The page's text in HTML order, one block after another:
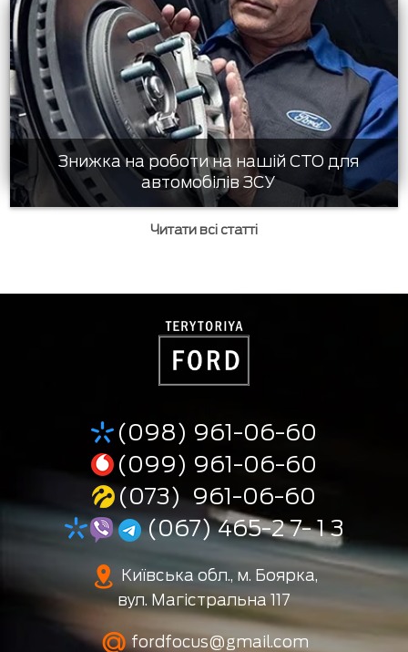
Знижка на роботи на нашій СТО для
автомобілів ЗСУ
Читати всі статті
(098) 961-06-60
(099) 961-06-60
(073) 961-06-60
(067) 465-2 7- 1 3
Київська обл., м. Боярка,
вул. Магістральна 117
fordfocus@gmail.com